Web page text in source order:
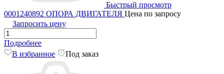
Быстрый просмотр
0001240892 ОПОРА ДВИГАТЕЛЯ Цена по запросу
Запросить цену
Подробнее
В избранное
Под заказ